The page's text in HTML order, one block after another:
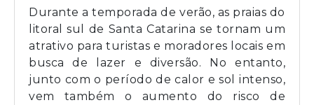
Durante a temporada de verão, as praias do
litoral sul de Santa Catarina se tornam um
atrativo para turistas e moradores locais em
busca de lazer e diversão. No entanto,
junto com o período de calor e sol intenso,
vem também o aumento do risco de